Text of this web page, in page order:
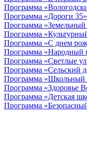
Программа
Программа «Дороги 35»
Программа «Земельный
Программа
Программа «С днем
Программа «Народный
Программа «Светлые
Программа «Сельский
Программа «Школьный
Программа «Здоровье
Программа «Детская
Программа